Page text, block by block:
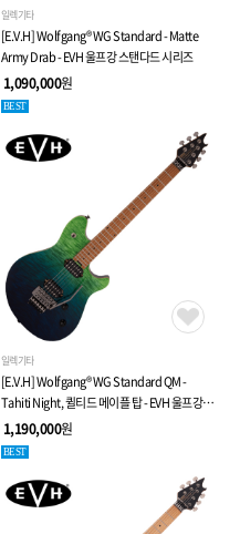
일렉기타
[E.V.H] Wolfgang® WG Standard - Matte
Army Drab - EVH 울프강 스탠다드 시리즈
1,090,000원
BEST
일렉기타
[E.V.H] Wolfgang® WG Standard QM -
Tahiti Night, 퀼티드 메이플 탑 - EVH 울프강
스탠다드 시리즈
1,190,000원
BEST